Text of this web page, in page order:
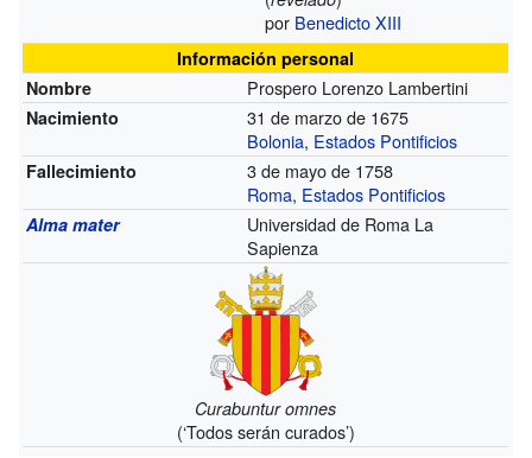
por Benedicto XIII
Información personal
Nombre
Prospero Lorenzo Lambertini
Nacimiento
31 de marzo de 1675
Bolonia, Estados Pontificios
Fallecimiento
3 de mayo de 1758
Roma, Estados Pontificios
Alma mater
Universidad de Roma La
Sapienza
Curabuntur omnes
(‘Todos serán curados’)